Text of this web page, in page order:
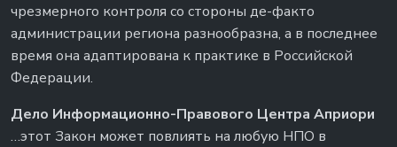
чрезмерного контроля со стороны де-факто
администрации региона разнообразна, а в последнее
время она адаптирована к практике в Российской
Федерации.
Дело Информационно-Правового Центра Априори
…этот Закон может повлиять на любую НПО в